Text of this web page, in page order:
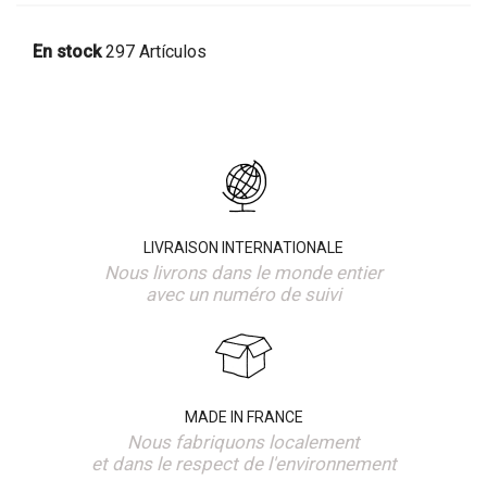
En stock 297 Artículos
LIVRAISON INTERNATIONALE
Nous livrons dans le monde entier
avec un numéro de suivi
MADE IN FRANCE
Nous fabriquons localement
et dans le respect de l'environnement